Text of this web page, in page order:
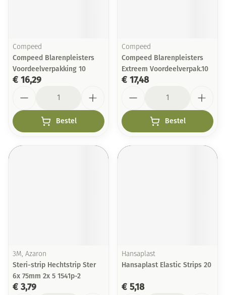
Compeed
Compeed Blarenpleisters
Voordeelverpakking 10
€ 16,29
Bestel
Compeed
Compeed Blarenpleisters
Extreem Voordeelverpak.10
€ 17,48
Bestel
3M, Azaron
Steri-strip Hechtstrip Ster
6x 75mm 2x 5 1541p-2
€ 3,79
Hansaplast
Hansaplast Elastic Strips 20
€ 5,18